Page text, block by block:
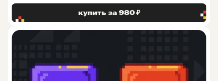
купить за 980 ₽